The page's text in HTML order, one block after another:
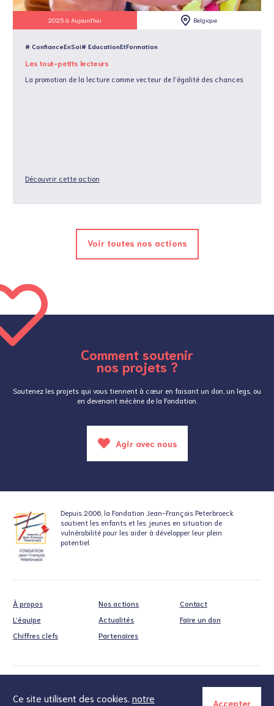
Découvrir cette action
2025 à Aujourd'hui Belgique
# ConfianceEnSoi# EducationEtFormation
Les tout-petits lecteurs
La promotion de la lecture comme vecteur de l'égalité des chances
Voir toutes nos actions
Comment soutenir
nos projets ?
Soutenez les projets qui vous tiennent à cœur en faisant un don, un legs, ou
en devenant mécène de la Fondation.
Agir avec nous
Depuis 2006, la Fondation Jean-François Peterbroeck
soutient les enfants et les jeunes en situation de
vulnérabilité pour les aider à développer leur plein
potentiel.
À propos
L’équipe
Chiffres clefs
Nos actions
Actualités
Partenaires
Contact
Faire un don
Ce site utilisent des cookies. notre
Accepter